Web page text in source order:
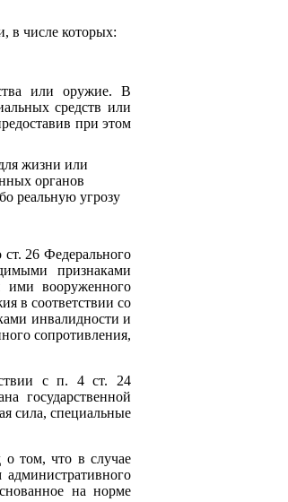
в числе которых:
или оружие. В
средств или
при этом
жизни или
органов
реальную угрозу
26 Федерального
признаками
ими вооруженного
в соответствии со
инвалидности и
сопротивления,
с п. 4 ст. 24
государственной
сила, специальные
о том, что в случае
на норме